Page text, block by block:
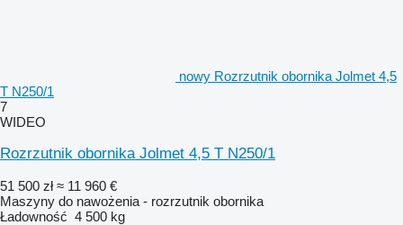
nowy Rozrzutnik obornika Jolmet 4,5
T N250/1
7
WIDEO
Rozrzutnik obornika Jolmet 4,5 T N250/1
51 500 zł ≈ 11 960 €
Maszyny do nawożenia - rozrzutnik obornika
Ładowność 4 500 kg